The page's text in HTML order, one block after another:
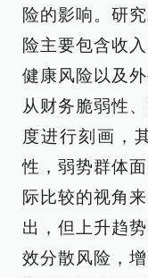
险的影响。研
险主要包含收
健康风险以及
从财务脆弱性
度进行刻画，
性，弱势群体
际比较的视角
出，但上升趋
效分散风险，